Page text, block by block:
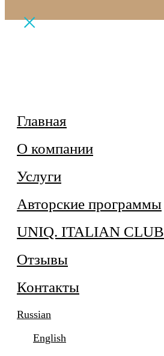
Главная
О компании
Услуги
Авторские программы
UNIQ. ITALIAN CLUB
Отзывы
Контакты
Russian
English